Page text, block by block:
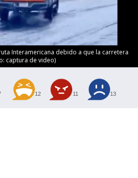
Interamericana debido a que la carretera
captura de video)
12 11 13